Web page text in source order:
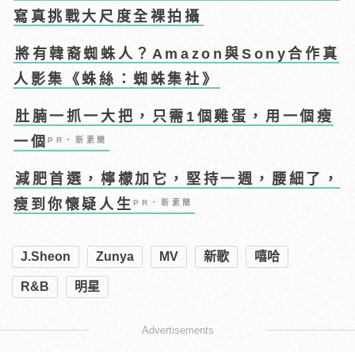
寫真挑戰大尺度全裸拍攝
將有韓裔蜘蛛人？Amazon與Sony合作真
人影集《蛛絲：蜘蛛集社》
肚腩一抓一大把，只需1個雞蛋，用一個瘦
一個PR・新素簡
減肥首選，檸檬加它，堅持一週，腰細了，
瘦到你懷疑人生PR・新素簡
J.Sheon Zunya MV 新歌 嘻哈
R&B 明星
Advertisements